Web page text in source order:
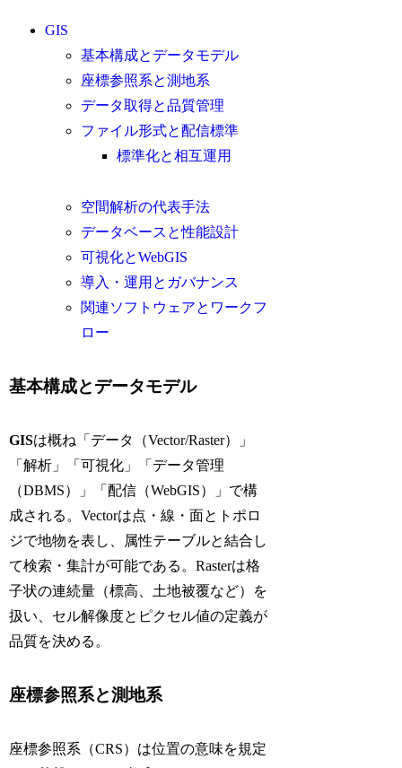
GIS
基本構成とデータモデル
座標参照系と測地系
データ取得と品質管理
ファイル形式と配信標準
標準化と相互運用
空間解析の代表手法
データベースと性能設計
可視化とWebGIS
導入・運用とガバナンス
関連ソフトウェアとワークフ
ロー
基本構成とデータモデル
GISは概ね「データ（Vector/Raster）」
「解析」「可視化」「データ管理
（DBMS）」「配信（WebGIS）」で構
成される。Vectorは点・線・面とトポロ
ジで地物を表し、属性テーブルと結合し
て検索・集計が可能である。Rasterは格
子状の連続量（標高、土地被覆など）を
扱い、セル解像度とピクセル値の定義が
品質を決める。
座標参照系と測地系
座標参照系（CRS）は位置の意味を規定